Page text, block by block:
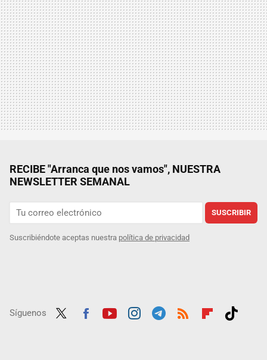
RECIBE "Arranca que nos vamos", NUESTRA
NEWSLETTER SEMANAL
SUSCRIBIR
Suscribiéndote aceptas nuestra política de privacidad
Síguenos